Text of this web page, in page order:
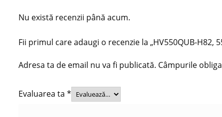
Nu există recenzii până acum.
Fii primul care adaugi o recenzie la „HV550QUB-H82,
Adresa ta de email nu va fi publicată. Câmpurile
Evaluarea ta *